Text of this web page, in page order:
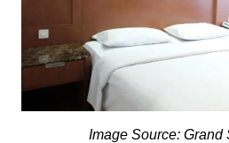
Image Source: Grand